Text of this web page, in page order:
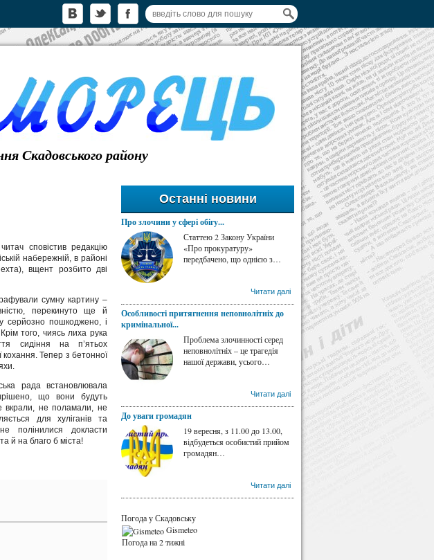
Скадовського району
сповістив редакцію
набережній, в районі
вщент розбито дві
сумну картину –
перекинуто ще й
серйозно пошкоджено, і
того, чиясь лиха рука
сидіння на п’ятьох
кохання. Тепер з бетонної
рада встановлювала
що вони будуть
вкрали, не поламали, не
для хуліганів та
полінилися докласти
й на благо б міста!
Останні новини
Про злочини у сфері обігу...
Статтею 2 Закону України
«Про прокуратуру»
передбачено, що однією з…
Читати далі
Особливості притягнення неповнолітніх до
кримінальної...
Проблема злочинності серед
неповнолітніх – це трагедія
нашої держави, усього…
Читати далі
До уваги громадян
19 вересня, з 11.00 до 13.00,
відбудеться особистий прийом
громадян…
Читати далі
Погода у Скадовську
Gismeteo
Погода на 2 тижні